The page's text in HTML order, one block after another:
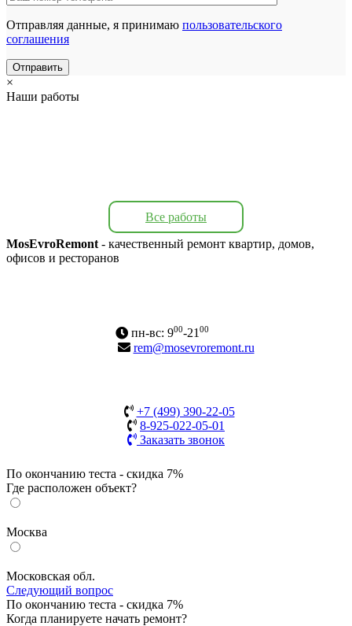
Отправляя данные, я принимаю пользовательского
соглашения
×
Наши работы
Все работы
MosEvroRemont - качественный ремонт квартир, домов,
офисов и ресторанов
пн-вс: 900-2100
rem@mosevroremont.ru
+7 (499) 390-22-05
8-925-022-05-01
Заказать звонок
По окончанию теста - скидка 7%
Где расположен объект?
Москва
Московская обл.
Следующий вопрос
По окончанию теста - скидка 7%
Когда планируете начать ремонт?